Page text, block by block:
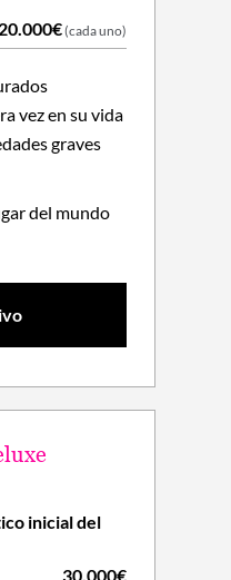
20.000€(cada uno)
vez en su vida
graves
del mundo
inicial del
30.000€